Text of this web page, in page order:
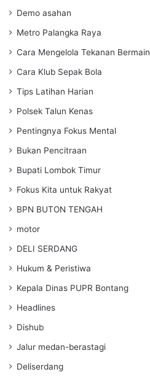
Demo asahan
Metro Palangka Raya
Cara Mengelola Tekanan Bermain
Cara Klub Sepak Bola
Tips Latihan Harian
Polsek Talun Kenas
Pentingnya Fokus Mental
Bukan Pencitraan
Bupati Lombok Timur
Fokus Kita untuk Rakyat
BPN BUTON TENGAH
motor
DELI SERDANG
Hukum & Peristiwa
Kepala Dinas PUPR Bontang
Headlines
Dishub
Jalur medan-berastagi
Deliserdang